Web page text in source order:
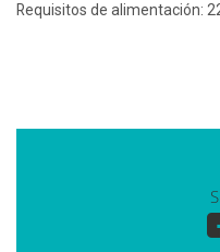
Requisitos de alimentación: